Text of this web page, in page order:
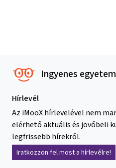
Ingyenes
Hírlevél
Az iMooX hírlevelével nem
elérhető aktuális és jövőbeli
legfrissebb hírekről.
Iratkozzon fel most a hírlevélre!